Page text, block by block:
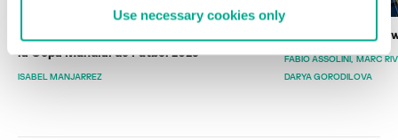
Use necessary cookies only
la Copa Mundial de Fútbol 2026
ISABEL MANJARREZ
Estado del
FABIO ASSOLINI MARC
DARYA GORODILOVA